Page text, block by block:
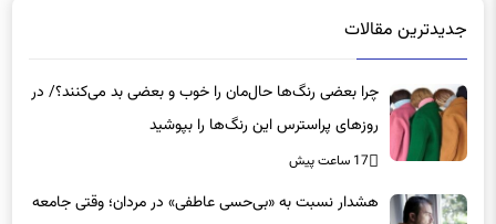
چرا بعضی رنگ‌ها حال‌مان را خوب و بعضی بد می‌کنند؟/ در
روزهای پراسترس این رنگ‌ها را بپوشید
17 ساعت پیش
هشدار نسبت به «بی‌حسی عاطفی» در مردان؛ وقتی جامعه
بیماری را با قدرت اشتباه می‌گیرد